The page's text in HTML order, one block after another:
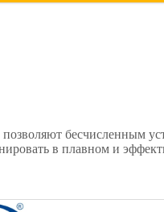
бесчисленным
в плавном и